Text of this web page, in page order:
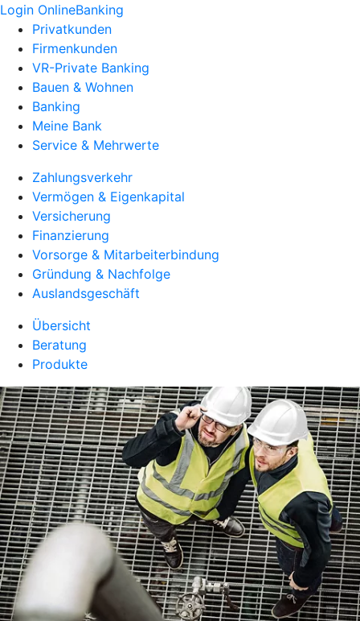
Login OnlineBanking
Privatkunden
Firmenkunden
VR-Private Banking
Bauen & Wohnen
Banking
Meine Bank
Service & Mehrwerte
Zahlungsverkehr
Vermögen & Eigenkapital
Versicherung
Finanzierung
Vorsorge & Mitarbeiterbindung
Gründung & Nachfolge
Auslandsgeschäft
Übersicht
Beratung
Produkte